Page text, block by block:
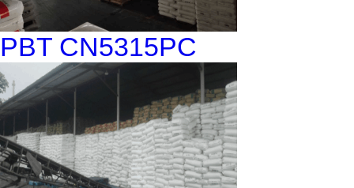
PBT CN5315PC